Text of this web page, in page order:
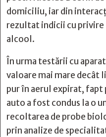
domiciliu, iar din
rezultat indicii cu privire
alcool.
În urma testării cu
valoare mai mare decât
pur în aerul expirat, fapt
auto a fost condus la o
recoltarea de probe
prin analize de